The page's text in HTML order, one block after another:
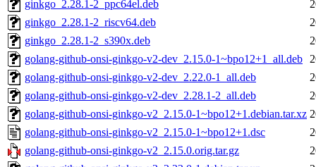
ginkgo_2.28.1-2_ppc64el.deb
ginkgo_2.28.1-2_riscv64.deb
ginkgo_2.28.1-2_s390x.deb
golang-github-onsi-ginkgo-v2-dev_2.15.0-1~bpo12+1_all.deb
golang-github-onsi-ginkgo-v2-dev_2.22.0-1_all.deb
golang-github-onsi-ginkgo-v2-dev_2.28.1-2_all.deb
golang-github-onsi-ginkgo-v2_2.15.0-1~bpo12+1.debian.tar.xz
golang-github-onsi-ginkgo-v2_2.15.0-1~bpo12+1.dsc
golang-github-onsi-ginkgo-v2_2.15.0.orig.tar.gz